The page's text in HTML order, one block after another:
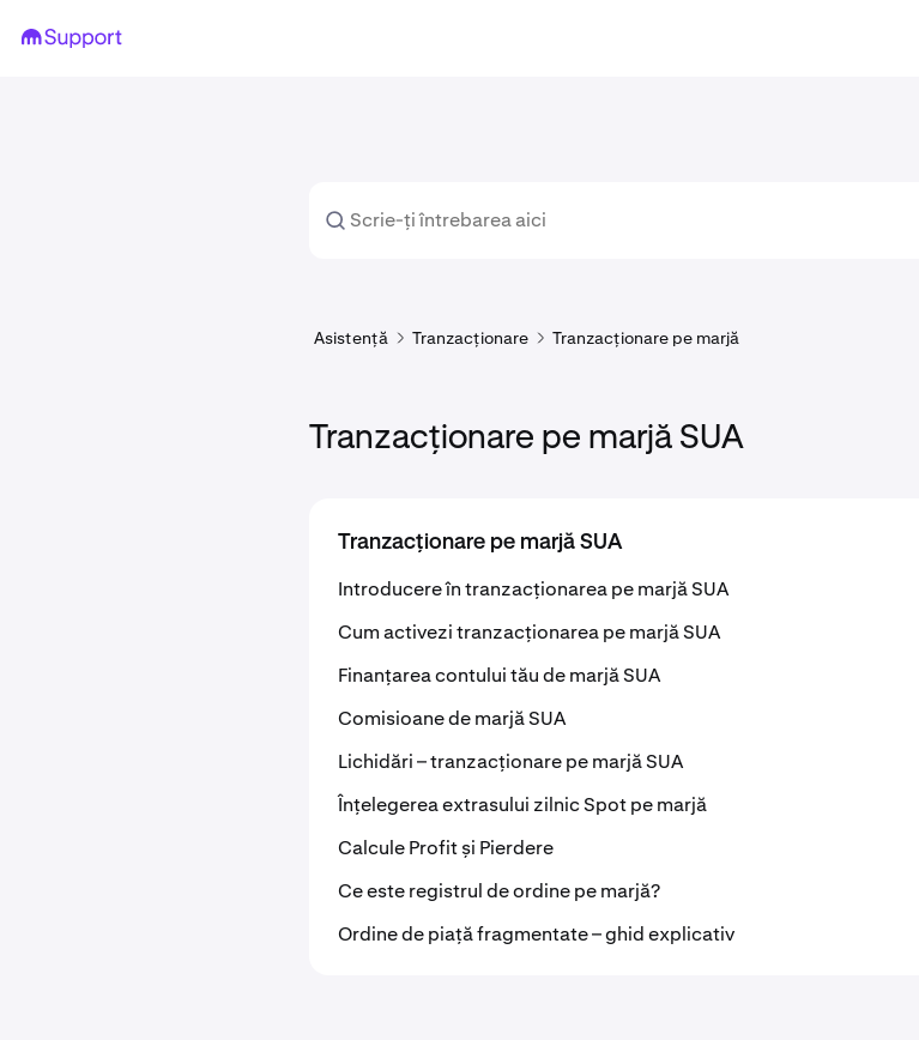
Asistență Tranzacționare Tranzacționare pe marjă
Tranzacționare pe marjă SUA
Tranzacționare pe marjă SUA
Introducere în tranzacționarea pe marjă SUA
Cum activezi tranzacționarea pe marjă SUA
Finanțarea contului tău de marjă SUA
Comisioane de marjă SUA
Lichidări – tranzacționare pe marjă SUA
Înțelegerea extrasului zilnic Spot pe marjă
Calcule Profit și Pierdere
Ce este registrul de ordine pe marjă?
Ordine de piață fragmentate – ghid explicativ